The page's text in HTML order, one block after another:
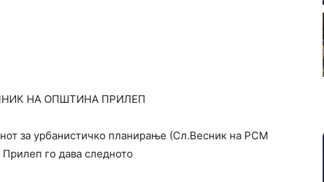
НА ОПШТИНА ПРИЛЕП
за урбанистичко планирање (Сл.Весник на РСМ
го дава следното